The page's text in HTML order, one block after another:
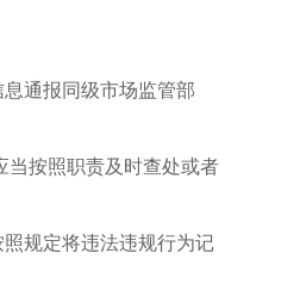
通报同级市场监管部
当按照职责及时查处或者
规定将违法违规行为记